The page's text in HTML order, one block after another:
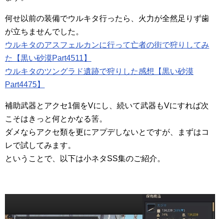
何せ以前の装備でウルキタ行ったら、火力が全然足りず歯
が立ちませんでした。
ウルキタのアスフェルカンに行って亡者の街で狩りしてみ
た【黒い砂漠Part4511】
ウルキタのツングラド遺跡で狩りした感想【黒い砂漠
Part4475】
補助武器とアクセ1個をVにし、続いて武器もVにすれば次
こそはきっと何とかなる筈。
ダメならアクセ類を更にアプデしないとですが、まずはコ
レで試してみます。
ということで、以下は小ネタSS集のご紹介。